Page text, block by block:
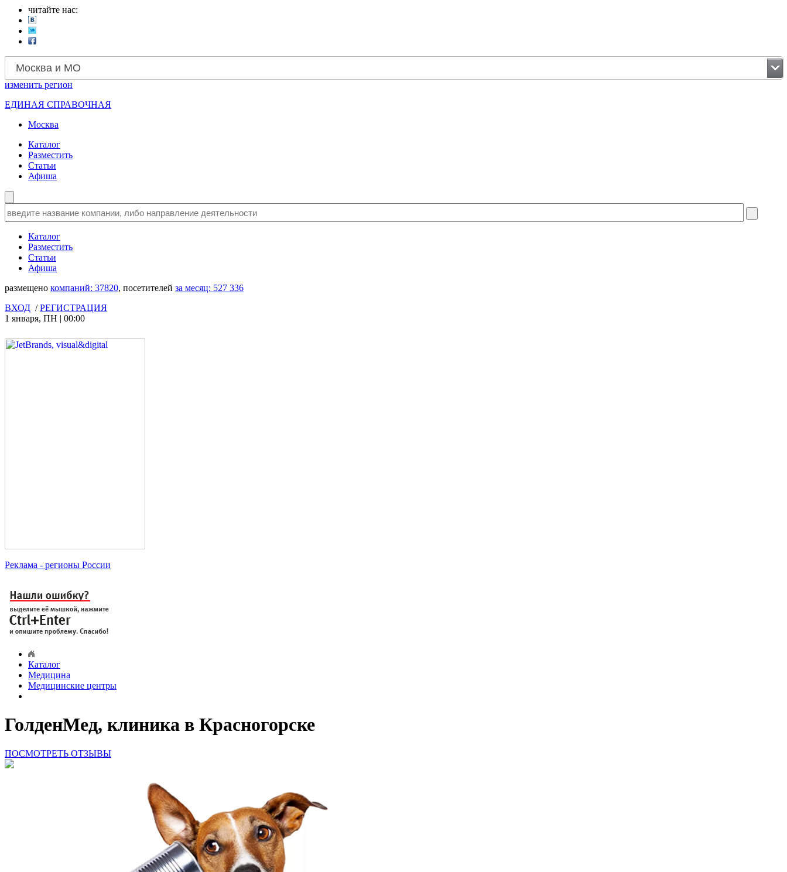
читайте нас:
Москва и МО
изменить регион
ЕДИНАЯ СПРАВОЧНАЯ
Москва
Каталог
Разместить
Статьи
Афиша
Каталог
Разместить
Статьи
Афиша
размещено компаний: 37820, посетителей за месяц: 527 336
ВХОД /РЕГИСТРАЦИЯ
1 января, ПН | 00:00
Реклама - регионы России
Каталог
Медицина
Медицинские центры
ГолденМед, клиника в Красногорске
ПОСМОТРЕТЬ ОТЗЫВЫ